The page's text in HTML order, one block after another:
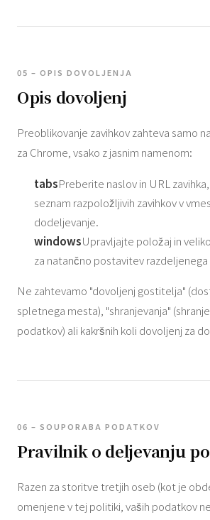
05 – OPIS DOVOLJENJA
Opis dovoljenj
Preoblikovanje zavihkov zahteva samo
za Chrome, vsako z jasnim namenom:
tabsPreberite naslov in URL
seznam razpoložljivih zavihkov v
dodeljevanje.
windowsUpravljajte položaj in
za natančno postavitev razdeljenega
Ne zahtevamo "dovoljenj gostitelja"
spletnega mesta), "shranjevanja"
podatkov) ali kakršnih koli dovoljenj za
06 – SOUPORABA PODATKOV
Pravilnik o deljevanju
Razen za storitve tretjih oseb (kot je
omenjene v tej politiki, vaših podatkov